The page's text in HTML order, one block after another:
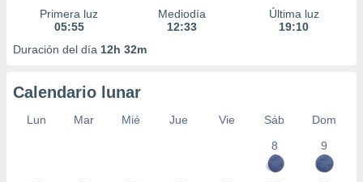
Primera luz
05:55
Mediodía
12:33
Última luz
19:10
Duración del día 12h 32m
Calendario lunar
Lun Mar Mié Jue Vie Sáb
Dom
8
9